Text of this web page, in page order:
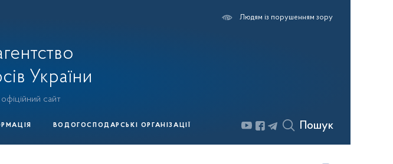
України
сайт
Людям із порушенням зору
ВОДОГОСПОДАРСЬКІ ОРГАНІЗАЦІЇ Пошук